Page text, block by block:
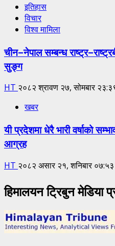
इतिहास
विचार
विश्व मामिला
चीन–नेपाल सम्बन्ध
सुङ्ग
HT २०८२ श्रावण २७, सोमबार
खबर
यी प्रदेशमा धेरै भारी वर्षाको
आग्रह
HT २०८२ असार २१, शनिबार ०७:५३
हिमालयन ट्रिबुन मेडिया